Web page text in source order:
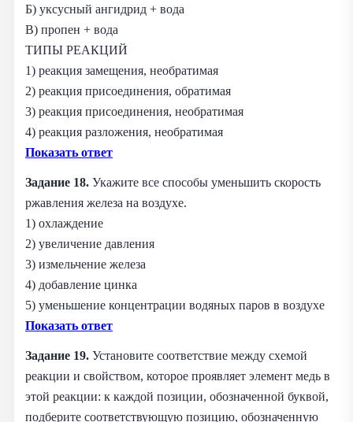
Б) уксусный ангидрид + вода
В) пропен + вода
ТИПЫ РЕАКЦИЙ
1) реакция замещения, необратимая
2) реакция присоединения, обратимая
3) реакция присоединения, необратимая
4) реакция разложения, необратимая
Показать ответ
Задание 18. Укажите все способы уменьшить скорость
ржавления железа на воздухе.
1) охлаждение
2) увеличение давления
3) измельчение железа
4) добавление цинка
5) уменьшение концентрации водяных паров в воздухе
Показать ответ
Задание 19. Установите соответствие между схемой
реакции и свойством, которое проявляет элемент медь в
этой реакции: к каждой позиции, обозначенной буквой,
подберите соответствующую позицию, обозначенную